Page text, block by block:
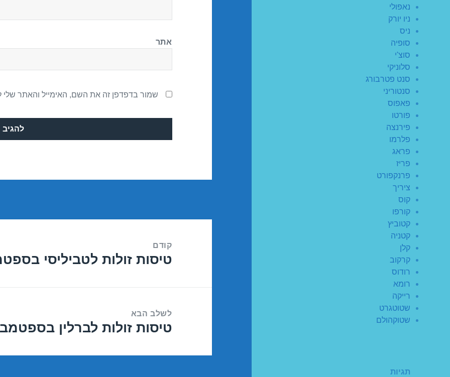
נאפולי
ניו יורק
ניס
סופיה
סוצ'י
סלוניקי
סנט פטרבורג
סנטוריני
פאפוס
פורטו
פירנצה
פלרמו
פראג
פריז
פרנקפורט
ציריך
קוס
קורפו
קטוביץ
קטניה
קלן
קרקוב
רודוס
רומא
רייקה
שטוטגרט
שטוקהולם
תגיות
אתר
שמור בדפדפן זה את השם, האימייל והאתר
קודם
הפוסט
טיסות זולות לטביליסי בספטמבר 22/
לשלב הבא
הפוסט
טיסות זולות לברלין בספטמבר 21/09/